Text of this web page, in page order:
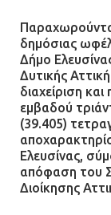
δημόσιας
Δήμο
Δυτικής
διαχείριση
εμβαδού
(39.405)
Ελευσίνας,
απόφαση του
Διοίκησης